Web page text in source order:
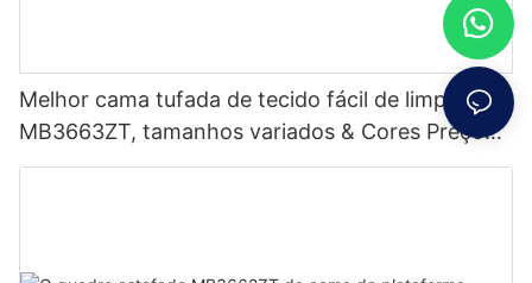
Melhor cama tufada de tecido fácil de limpar
MB3663ZT, tamanhos variados & Cores Preço
de fábrica - Móveis JLH